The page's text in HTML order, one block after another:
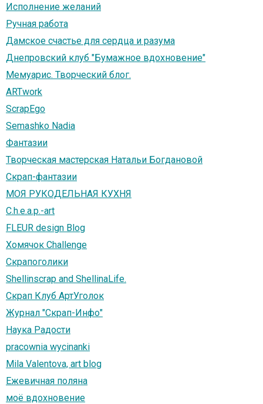
Исполнение желаний
Ручная работа
Дамское счастье для сердца и разума
Днепровский клуб "Бумажное вдохновение"
Мемуарис. Творческий блог.
ARTwork
ScrapEgo
Semashko Nadia
Фантазии
Творческая мастерская Натальи Богдановой
Скрап-фантазии
МОЯ РУКОДЕЛЬНАЯ КУХНЯ
C.h.e.a.p.-art
FLEUR design Blog
Хомячок Challenge
Скрапоголики
Shellinscrap and ShellinaLife.
Скрап Клуб АртУголок
Журнал "Скрап-Инфо"
Наука Радости
pracownia wycinanki
Mila Valentova, art blog
Ежевичная поляна
моё вдохновение